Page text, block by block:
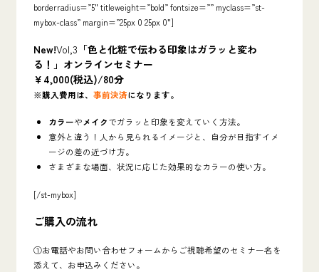
borderradius=”5″ titleweight=”bold” fontsize=”” myclass=”st-
mybox-class” margin=”25px 0 25px 0″]
New!Vol,3 「色と化粧で伝わる印象はガラッと変わ
る！」オンラインセミナー
￥4,000(税込)/80分
※購入費用は、 事前決済になります。
カラーやメイクでガラッと印象を変えていく方法。
意外と違う！人から見られるイメージと、自分が目指すイメ
ージの差の近づけ方。
さまざまな場面、状況に応じた効果的なカラーの使い方。
[/st-mybox]
ご購入の流れ
①お電話やお問い合わせフォームからご視聴希望のセミナー名を
添えて、お申込みください。